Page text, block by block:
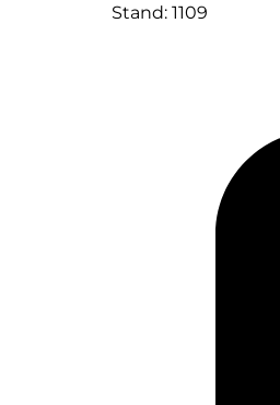
Stand: 1109